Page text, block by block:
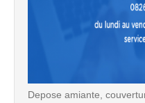
Depose amiante,